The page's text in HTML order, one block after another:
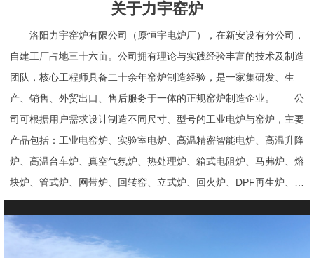
关于力宇窑炉
洛阳力宇窑炉有限公司（原恒宇电炉厂），在新安设有分公司，
自建工厂占地三十六亩。公司拥有理论与实践经验丰富的技术及制造
团队，核心工程师具备二十余年窑炉制造经验，是一家集研发、生
产、销售、外贸出口、售后服务于一体的正规窑炉制造企业。 公
司可根据用户需求设计制造不同尺寸、型号的工业电炉与窑炉，主要
产品包括：工业电窑炉、实验室电炉、高温精密智能电炉、高温升降
炉、高温台车炉、真空气氛炉、热处理炉、箱式电阻炉、马弗炉、熔
块炉、管式炉、网带炉、回转窑、立式炉、回火炉、DPF再生炉、试
验电炉、钟罩炉、退火炉、烧结炉、热震炉、高真空炉、重烧炉、牙
科烤瓷炉、真空CVD管式炉、高温节能电炉、气氛炉、井式电炉、
熔炼炉、推板窑炉、辊道窑炉、烘箱、真空干燥箱、工业烘箱、发热